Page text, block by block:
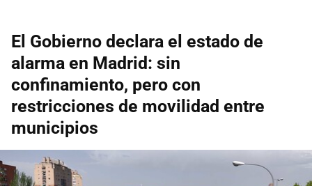
El Gobierno declara el estado de
alarma en Madrid: sin
confinamiento, pero con
restricciones de movilidad entre
municipios